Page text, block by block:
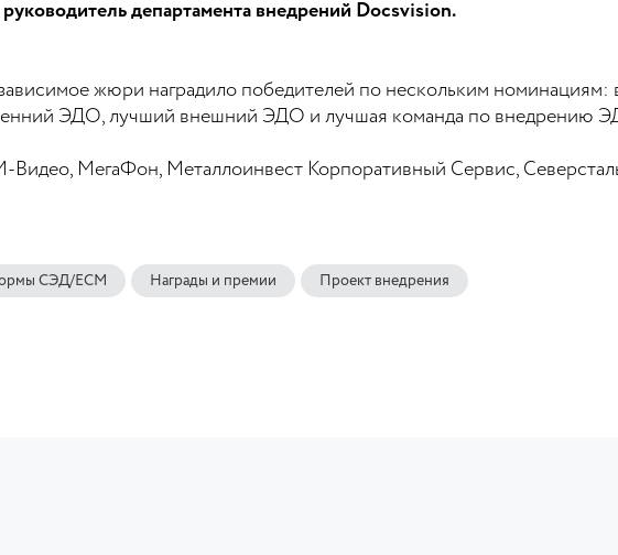
департамента внедрений Docsvision.
жюри наградило победителей по нескольким номинациям:
ЭДО, лучший внешний ЭДО и лучшая команда по внедрению
Видео, МегаФон, Металлоинвест Корпоративный Сервис,
СЭД/ECM Награды и премии Проект внедрения